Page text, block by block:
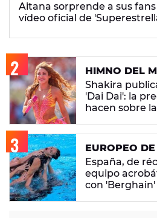
Aitana sorprende a sus
vídeo oficial de
HIMNO DEL
Shakira
'Dai Dai': la
hacen sobre
EUROPEO
España, de
equipo
con